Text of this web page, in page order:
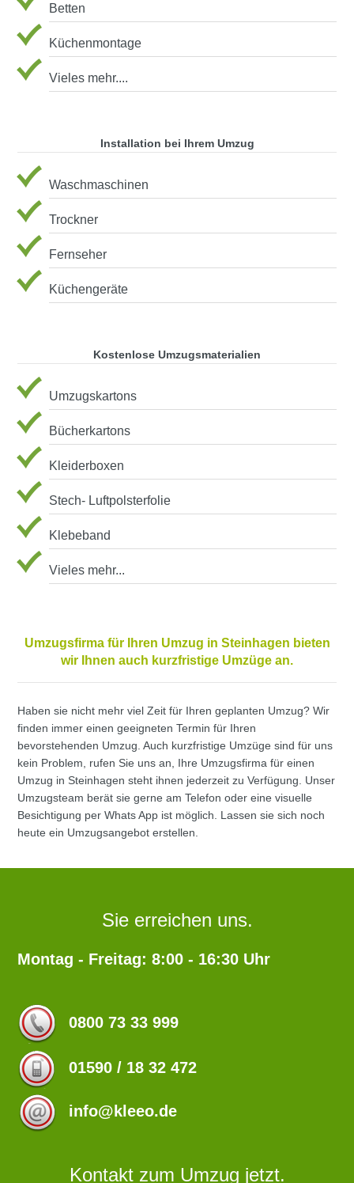
Betten
Küchenmontage
Vieles mehr....
Installation bei Ihrem Umzug
Waschmaschinen
Trockner
Fernseher
Küchengeräte
Kostenlose Umzugsmaterialien
Umzugskartons
Bücherkartons
Kleiderboxen
Stech- Luftpolsterfolie
Klebeband
Vieles mehr...
Umzugsfirma für Ihren Umzug in Steinhagen bieten
wir Ihnen auch kurzfristige Umzüge an.
Haben sie nicht mehr viel Zeit für Ihren geplanten Umzug? Wir
finden immer einen geeigneten Termin für Ihren
bevorstehenden Umzug. Auch kurzfristige Umzüge sind für uns
kein Problem, rufen Sie uns an, Ihre Umzugsfirma für einen
Umzug in Steinhagen steht ihnen jederzeit zu Verfügung. Unser
Umzugsteam berät sie gerne am Telefon oder eine visuelle
Besichtigung per Whats App ist möglich. Lassen sie sich noch
heute ein Umzugsangebot erstellen.
Sie erreichen uns.
Montag - Freitag: 8:00 - 16:30 Uhr
0800 73 33 999
01590 / 18 32 472
info@kleeo.de
Kontakt zum Umzug jetzt.